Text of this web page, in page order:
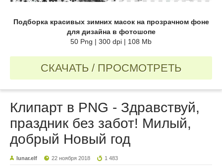
Подборка красивых зимних масок на прозрачном фоне
для дизайна в фотошопе
50 Png | 300 dpi | 108 Mb
СКАЧАТЬ / ПРОСМОТРЕТЬ
Клипарт в PNG - Здравствуй,
праздник без забот! Милый,
добрый Новый год
lunar.elf 22 ноября 2018 1 483